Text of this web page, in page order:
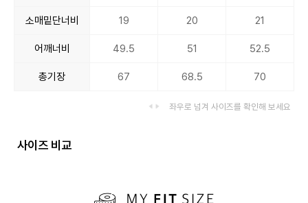
소매밑단너비 19 20 21
어깨너비 49.5 51 52.5
총기장 67 68.5 70
좌우로 넘겨 사이즈를 확인해 보세요
사이즈 비교